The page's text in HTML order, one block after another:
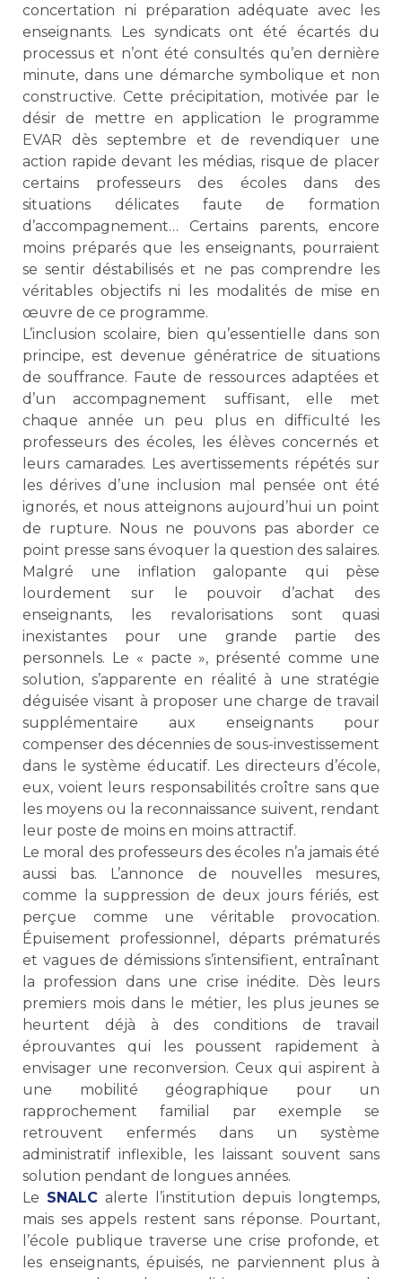
concertation ni préparation adéquate avec les
enseignants. Les syndicats ont été écartés du
processus et n’ont été consultés qu’en dernière
minute, dans une démarche symbolique et non
constructive. Cette précipitation, motivée par le
désir de mettre en application le programme
EVAR dès septembre et de revendiquer une
action rapide devant les médias, risque de placer
certains professeurs des écoles dans des
situations délicates faute de formation
d’accompagnement… Certains parents, encore
moins préparés que les enseignants, pourraient
se sentir déstabilisés et ne pas comprendre les
véritables objectifs ni les modalités de mise en
œuvre de ce programme.
L’inclusion scolaire, bien qu’essentielle dans son
principe, est devenue génératrice de situations
de souffrance. Faute de ressources adaptées et
d’un accompagnement suffisant, elle met
chaque année un peu plus en difficulté les
professeurs des écoles, les élèves concernés et
leurs camarades. Les avertissements répétés sur
les dérives d’une inclusion mal pensée ont été
ignorés, et nous atteignons aujourd’hui un point
de rupture. Nous ne pouvons pas aborder ce
point presse sans évoquer la question des salaires.
Malgré une inflation galopante qui pèse
lourdement sur le pouvoir d’achat des
enseignants, les revalorisations sont quasi
inexistantes pour une grande partie des
personnels. Le « pacte », présenté comme une
solution, s’apparente en réalité à une stratégie
déguisée visant à proposer une charge de travail
supplémentaire aux enseignants pour
compenser des décennies de sous-investissement
dans le système éducatif. Les directeurs d’école,
eux, voient leurs responsabilités croître sans que
les moyens ou la reconnaissance suivent, rendant
leur poste de moins en moins attractif.
Le moral des professeurs des écoles n’a jamais été
aussi bas. L’annonce de nouvelles mesures,
comme la suppression de deux jours fériés, est
perçue comme une véritable provocation.
Épuisement professionnel, départs prématurés
et vagues de démissions s’intensifient, entraînant
la profession dans une crise inédite. Dès leurs
premiers mois dans le métier, les plus jeunes se
heurtent déjà à des conditions de travail
éprouvantes qui les poussent rapidement à
envisager une reconversion. Ceux qui aspirent à
une mobilité géographique pour un
rapprochement familial par exemple se
retrouvent enfermés dans un système
administratif inflexible, les laissant souvent sans
solution pendant de longues années.
Le SNALC alerte l’institution depuis longtemps,
mais ses appels restent sans réponse. Pourtant,
l’école publique traverse une crise profonde, et
les enseignants, épuisés, ne parviennent plus à